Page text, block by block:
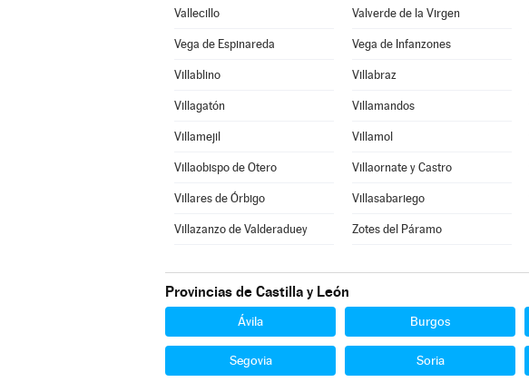
Vallecillo Valverde de la Virgen
Vega de Espinareda Vega de Infanzones
Villablino Villabraz
Villagatón Villamandos
Villamejil Villamol
Villaobispo de Otero Villaornate y Castro
Villares de Órbigo Villasabariego
Villazanzo de Valderaduey Zotes del Páramo
Provincias de Castilla y León
Ávila Burgos
Segovia Soria